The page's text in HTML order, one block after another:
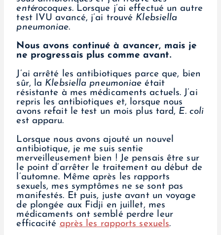
entérocoques. Lorsque j’ai effectué un autre
test IVU avancé, j’ai trouvé Klebsiella
pneumoniae.
Nous avons continué à avancer, mais je
ne progressais plus comme avant.
J’ai arrêté les antibiotiques parce que, bien
sûr, la Klebsiella pneumoniae était
résistante à mes médicaments actuels. J’ai
repris les antibiotiques et, lorsque nous
avons refait le test un mois plus tard, E. coli
est apparu.
Lorsque nous avons ajouté un nouvel
antibiotique, je me suis sentie
merveilleusement bien ! Je pensais être sur
le point d’arrêter le traitement au début de
l’automne. Même après les rapports
sexuels, mes symptômes ne se sont pas
manifestés. Et puis, juste avant un voyage
de plongée aux Fidji en juillet, mes
médicaments ont semblé perdre leur
efficacité après les rapports sexuels.